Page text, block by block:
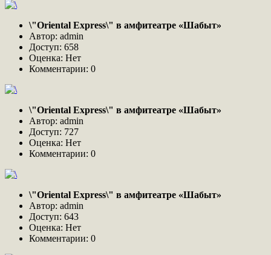
\"Oriental Express\" в амфитеатре «Шабыт»
Автор: admin
Доступ: 658
Оценка: Нет
Комментарии: 0
\"Oriental Express\" в амфитеатре «Шабыт»
Автор: admin
Доступ: 727
Оценка: Нет
Комментарии: 0
\"Oriental Express\" в амфитеатре «Шабыт»
Автор: admin
Доступ: 643
Оценка: Нет
Комментарии: 0